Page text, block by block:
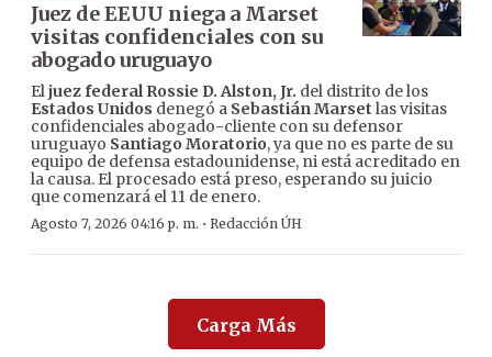
Juez de EEUU niega a Marset
visitas confidenciales con su
abogado uruguayo
Eljuez federal Rossie D. Alston, Jr. del distrito de los
Estados Unidos denegó a Sebastián Marset las visitas
confidenciales abogado-cliente con su defensor
uruguayo Santiago Moratorio, ya que no es parte de su
equipo de defensa estadounidense, ni está acreditado en
la causa. El procesado está preso, esperando su juicio
que comenzará el 11 de enero.
Agosto 7, 2026 04:16 p. m. · Redacción ÚH
Carga Más